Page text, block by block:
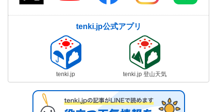
tenki.jp公式アプリ
tenki.jp tenki.jp 登山天気